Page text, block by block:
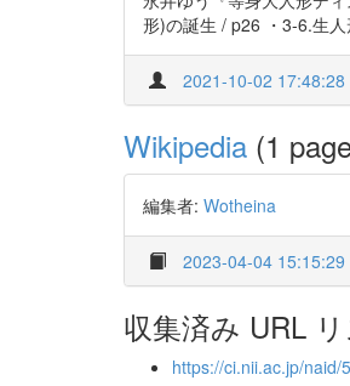
形)の誕生 / p26 ・3-6.生
2021-10-02 17:48:28
Wikipedia (1
編集者: Wotheina
2023-04-04 15:15:29
収集済み URL リ
https://ci.nii.ac.jp/naid/